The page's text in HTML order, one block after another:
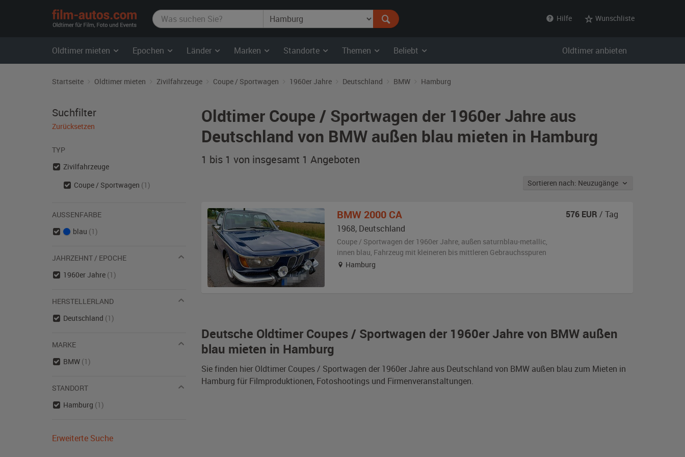
film-
autos.com
Hilfe Wunschliste
Oldtimer mieten Epochen Länder Marken Standorte Themen Beliebt Oldtimer anbieten
Startseite Oldtimer mieten Zivilfahrzeuge Coupe / Sportwagen 1960er Jahre Deutschland BMW Hamburg
Oldtimer Coupe / Sportwagen der 1960er Jahre aus
Deutschland von BMW außen blau mieten in Hamburg
1 bis 1 von insgesamt 1 Angeboten
Sortieren nach: Neuzugänge
Deutsche Oldtimer Coupes / Sportwagen der 1960er Jahre von BMW außen
blau mieten in Hamburg
Sie finden hier Oldtimer Coupes / Sportwagen der 1960er Jahre aus Deutschland von BMW außen blau zum Mieten in
Hamburg für Filmproduktionen, Fotoshootings und Firmenveranstaltungen.
BMW 2000 CA
1968, Deutschland
Coupe / Sportwagen der 1960er Jahre, außen saturnblau-metallic,
innen blau, Fahrzeug mit kleineren bis mittleren Gebrauchsspuren
Hamburg
576 EUR / Tag
Suchfilter
Zurücksetzen
TYP
Zivilfahrzeuge
Coupe / Sportwagen (1)
AUSSENFARBE
blau (1)
JAHRZEHNT / EPOCHE
1960er Jahre (1)
HERSTELLERLAND
Deutschland (1)
MARKE
BMW (1)
STANDORT
Hamburg (1)
Erweiterte Suche